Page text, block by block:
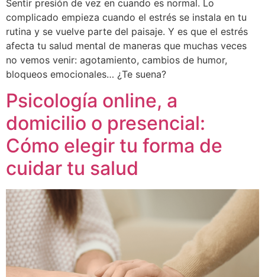
Sentir presión de vez en cuando es normal. Lo
complicado empieza cuando el estrés se instala en tu
rutina y se vuelve parte del paisaje. Y es que el estrés
afecta tu salud mental de maneras que muchas veces
no vemos venir: agotamiento, cambios de humor,
bloqueos emocionales… ¿Te suena?
Psicología online, a
domicilio o presencial:
Cómo elegir tu forma de
cuidar tu salud